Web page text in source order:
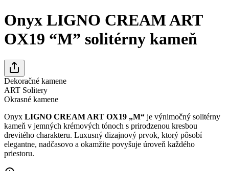
Onyx LIGNO CREAM ART
OX19 “M” solitérny kameň
Dekoračné kamene
ART Solitery
Okrasné kamene
Onyx LIGNO CREAM ART OX19 „M“ je výnimočný solitérny
kameň v jemných krémových tónoch s prirodzenou kresbou
drevitého charakteru. Luxusný dizajnový prvok, ktorý pôsobí
elegantne, nadčasovo a okamžite povyšuje úroveň každého
priestoru.